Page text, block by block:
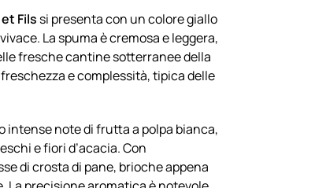
Fils si presenta con un colore giallo
La spuma è cremosa e leggera,
fresche cantine sotterranee della
e complessità, tipica delle
intense note di frutta a polpa bianca,
e fiori d’acacia. Con
di crosta di pane, brioche appena